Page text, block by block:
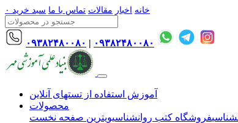
خانه اخبار مقالات تماس با ما سبد خرید ۰
۰۹۳۸۲۴۸۰۰۸۰ | ۰۹۳۸۲۴۸۰۰۸۰
آموزش استفاده از تستهای آنلاین
محصولات
فروشگاه کتب روانشناسیویترین صفحه نخست